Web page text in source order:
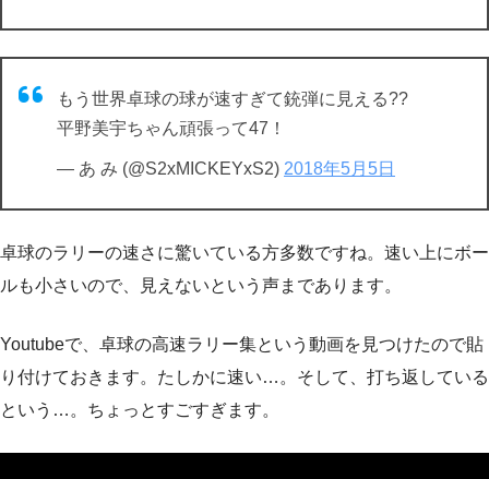
もう世界卓球の球が速すぎて銃弾に見える??
平野美宇ちゃん頑張って47！
— あ み (@S2xMICKEYxS2) 2018年5月5日
卓球のラリーの速さに驚いている方多数ですね。速い上にボー
ルも小さいので、見えないという声まであります。
Youtubeで、卓球の高速ラリー集という動画を見つけたので貼
り付けておきます。たしかに速い…。そして、打ち返している
という…。ちょっとすごすぎます。